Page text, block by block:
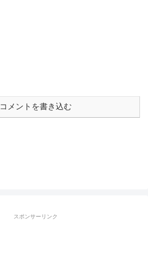
コメントを書き込む
スポンサーリンク